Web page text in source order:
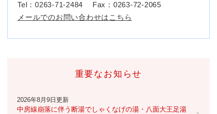
Tel：0263-71-2484
Fax：0263-72-2065
メールでのお問い合わせはこちら
重要なお知らせ
2026年8月9日更新
中房線崩落に伴う断湯でしゃくなげの湯・八面大王足湯